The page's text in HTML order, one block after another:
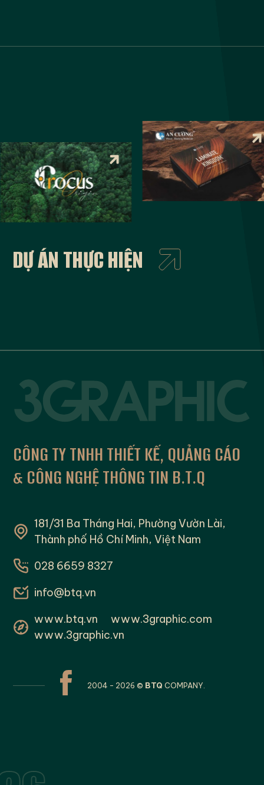
DỰ ÁN THỰC HIỆN
CÔNG TY TNHH THIẾT KẾ, QUẢNG CÁO
& CÔNG NGHỆ THÔNG TIN B.T.Q
181/31 Ba Tháng Hai, Phường Vườn Lài,
Thành phố Hồ Chí Minh, Việt Nam
028 6659 8327
info@btq.vn
www.btq.vn
www.3graphic.com
www.3graphic.vn
2004 - 2026 © BTQ COMPANY.